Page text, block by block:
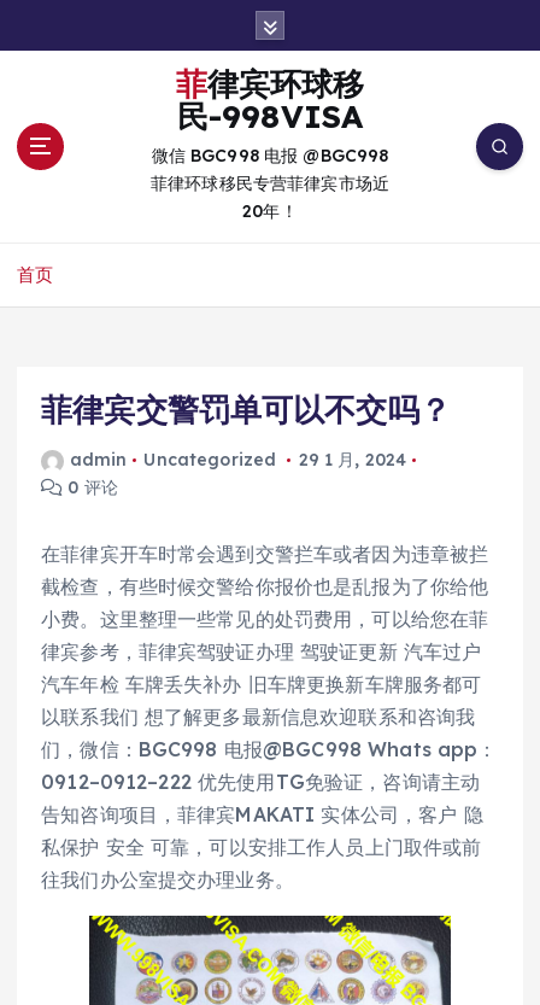
菲律宾环球移
民-998VISA
微信 BGC998 电报 @BGC998
菲律环球移民专营菲律宾市场近
20年！
首页
菲律宾交警罚单可以不交吗？
admin Uncategorized
29 1 月, 2024
0 评论
在菲律宾开车时常会遇到交警拦车或者因为违章被拦
截检查，有些时候交警给你报价也是乱报为了你给他
小费。这里整理一些常见的处罚费用，可以给您在菲
律宾参考，菲律宾驾驶证办理 驾驶证更新 汽车过户
汽车年检 车牌丢失补办 旧车牌更换新车牌服务都可
以联系我们 想了解更多最新信息欢迎联系和咨询我
们，微信：BGC998 电报@BGC998 Whats app：
0912–0912–222 优先使用TG免验证，咨询请主动
告知咨询项目，菲律宾MAKATI 实体公司，客户 隐
私保护 安全 可靠，可以安排工作人员上门取件或前
往我们办公室提交办理业务。